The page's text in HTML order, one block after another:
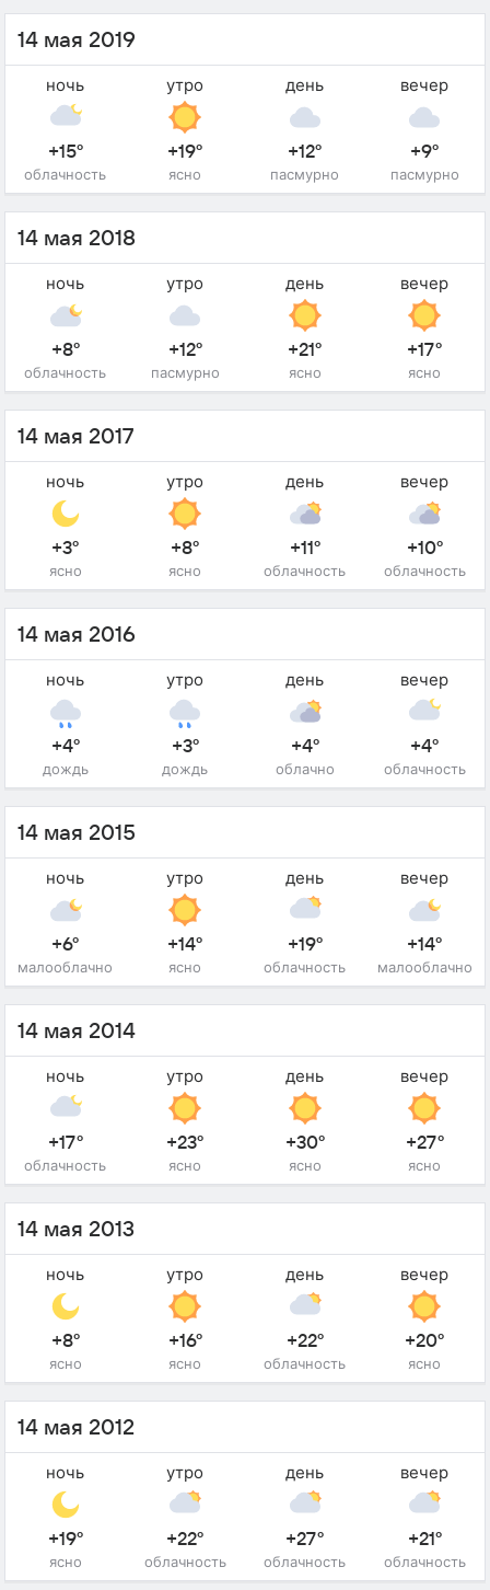
14 мая 2019
ночь
+15°
облачность
утро
+19°
ясно
день
+12°
пасмурно
вечер
+9°
пасмурно
14 мая 2018
ночь
+8°
облачность
утро
+12°
пасмурно
день
+21°
ясно
вечер
+17°
ясно
14 мая 2017
ночь
+3°
ясно
утро
+8°
ясно
день
+11°
облачность
вечер
+10°
облачность
14 мая 2016
ночь
+4°
дождь
утро
+3°
дождь
день
+4°
облачно
вечер
+4°
облачность
14 мая 2015
ночь
+6°
малооблачно
утро
+14°
ясно
день
+19°
облачность
вечер
+14°
малооблачно
14 мая 2014
ночь
+17°
облачность
утро
+23°
ясно
день
+30°
ясно
вечер
+27°
ясно
14 мая 2013
ночь
+8°
ясно
утро
+16°
ясно
день
+22°
облачность
вечер
+20°
ясно
14 мая 2012
ночь
+19°
ясно
утро
+22°
облачность
день
+27°
облачность
вечер
+21°
облачность